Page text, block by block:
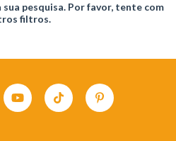
pesquisa. Por favor, tente com
filtros.